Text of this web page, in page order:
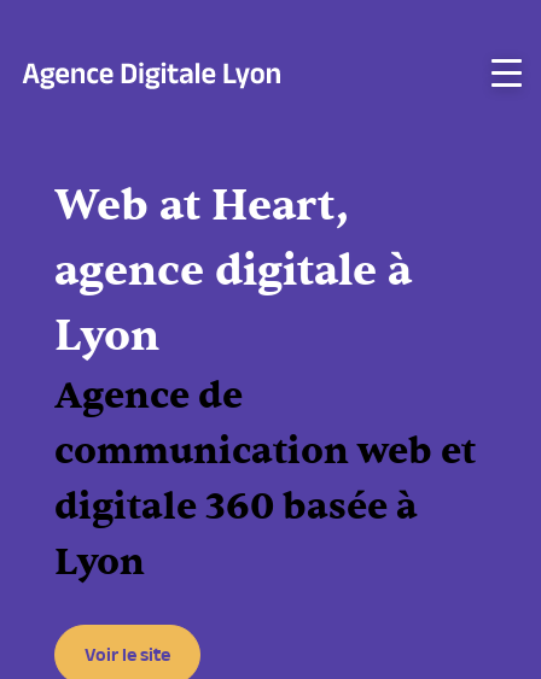
contenu
Web at Heart,
agence digitale à
Lyon
Agence de
communication web et
digitale 360 basée à
Lyon
Voir le site